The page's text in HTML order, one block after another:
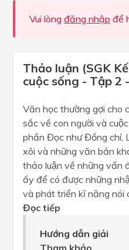
Vui lòng đăng nhập để
Thảo luận (SGK
cuộc sống - Tập 2
Văn học thường gợi cho
sắc về con người và
phần Đọc như Đồng chí,
xôi và những văn bản
thảo luận về những vấn
ấy để có được những
và phát triển kĩ năng nói
Đọc tiếp
Hướng dẫn giải
Tham khảo